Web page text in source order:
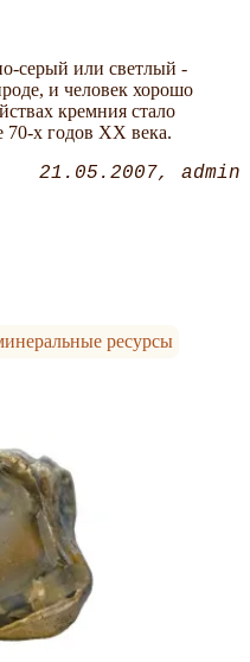
серый или светлый -
и человек хорошо
кремния стало
70-х годов XX века.
21.05.2007 admin
ресурсы